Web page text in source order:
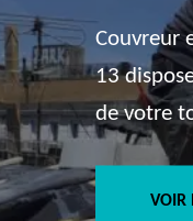
Couvreur
13
de votre
VOIR